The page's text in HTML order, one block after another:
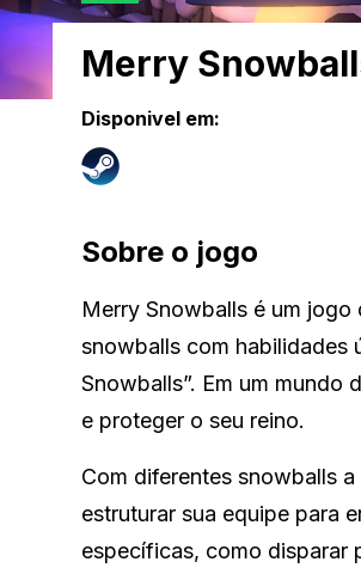
Merry
Disponivel em:
Sobre o jogo
Merry Snowballs é um
snowballs com habilidades
Snowballs”. Em um mundo
e proteger o seu reino.
Com diferentes snowballs
estruturar sua equipe para
específicas, como disparar